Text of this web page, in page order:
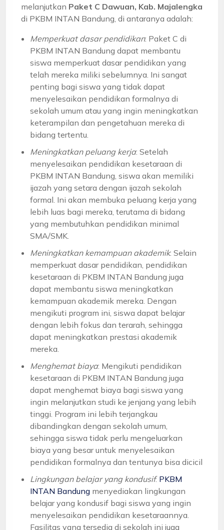
melanjutkan Paket C Dawuan, Kab. Majalengka
di PKBM INTAN Bandung, di antaranya adalah:
Memperkuat dasar pendidikan: Paket C di
PKBM INTAN Bandung dapat membantu
siswa memperkuat dasar pendidikan yang
telah mereka miliki sebelumnya. Ini sangat
penting bagi siswa yang tidak dapat
menyelesaikan pendidikan formalnya di
sekolah umum atau yang ingin meningkatkan
keterampilan dan pengetahuan mereka di
bidang tertentu.
Meningkatkan peluang kerja: Setelah
menyelesaikan pendidikan kesetaraan di
PKBM INTAN Bandung, siswa akan memiliki
ijazah yang setara dengan ijazah sekolah
formal. Ini akan membuka peluang kerja yang
lebih luas bagi mereka, terutama di bidang
yang membutuhkan pendidikan minimal
SMA/SMK.
Meningkatkan kemampuan akademik: Selain
memperkuat dasar pendidikan, pendidikan
kesetaraan di PKBM INTAN Bandung juga
dapat membantu siswa meningkatkan
kemampuan akademik mereka. Dengan
mengikuti program ini, siswa dapat belajar
dengan lebih fokus dan terarah, sehingga
dapat meningkatkan prestasi akademik
mereka.
Menghemat biaya: Mengikuti pendidikan
kesetaraan di PKBM INTAN Bandung juga
dapat menghemat biaya bagi siswa yang
ingin melanjutkan studi ke jenjang yang lebih
tinggi. Program ini lebih terjangkau
dibandingkan dengan sekolah umum,
sehingga siswa tidak perlu mengeluarkan
biaya yang besar untuk menyelesaikan
pendidikan formalnya dan tentunya bisa dicicil
Lingkungan belajar yang kondusif: PKBM
INTAN Bandung menyediakan lingkungan
belajar yang kondusif bagi siswa yang ingin
menyelesaikan pendidikan kesetaraannya.
Fasilitas yang tersedia di sekolah ini juga